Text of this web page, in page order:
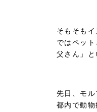
そもそも
ではペッ
父さん」
先日、モ
都内で動